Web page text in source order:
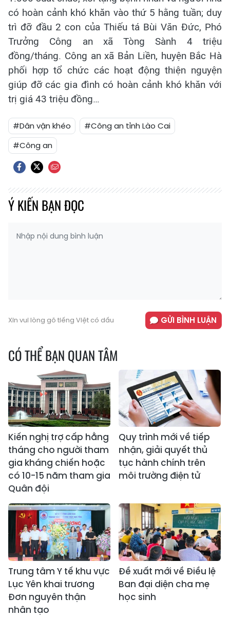
có hoàn cảnh khó khăn vào thứ 5 hằng tuần; duy
trì đỡ đầu 2 con của Thiếu tá Bùi Văn Đức, Phó
Trưởng Công an xã Tòng Sành 4 triệu
đồng/tháng. Công an xã Bản Liền, huyện Bắc Hà
phối hợp tổ chức các hoạt động thiện nguyện
giúp đỡ các gia đình có hoàn cảnh khó khăn với
trị giá 43 triệu đồng…
#Dân vận khéo
#Công an tỉnh Lào Cai
#Công an
Ý KIẾN BẠN ĐỌC
Xin vui lòng gõ tiếng Việt có dấu GỬI BÌNH LUẬN
CÓ THỂ BẠN QUAN TÂM
Kiến nghị trợ cấp hằng
tháng cho người tham
gia kháng chiến hoặc
có 10-15 năm tham gia
Quân đội
Quy trình mới về tiếp
nhận, giải quyết thủ
tục hành chính trên
môi trường điện tử
Trung tâm Y tế khu vực
Lục Yên khai trương
Đơn nguyên thận
nhân tạo
Đề xuất mới về Điều lệ
Ban đại diện cha mẹ
học sinh